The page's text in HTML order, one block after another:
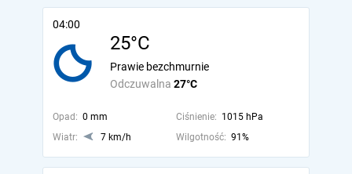
04:00
25°C
Odczuwalna 27°C
Prawie bezchmurnie
Opad: 0 mm Ciśnienie: 1015 hPa
Wiatr:
7 km/h Wilgotność: 91%